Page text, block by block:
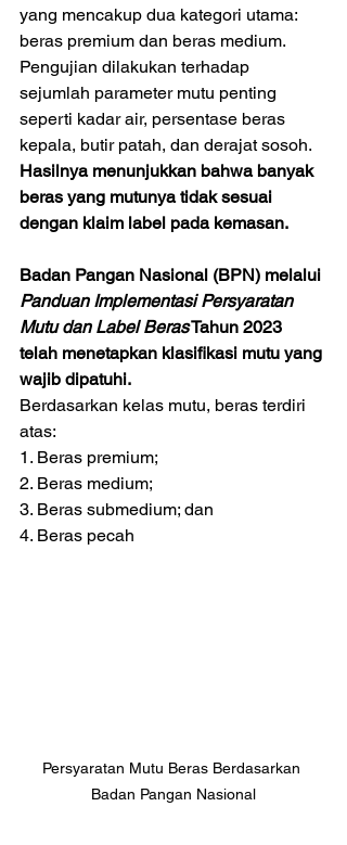
yang mencakup dua kategori utama:
beras premium dan beras medium.
Pengujian dilakukan terhadap
sejumlah parameter mutu penting
seperti kadar air, persentase beras
kepala, butir patah, dan derajat sosoh.
Hasilnya menunjukkan bahwa banyak
beras yang mutunya tidak sesuai
dengan klaim label pada kemasan.
Badan Pangan Nasional (BPN) melalui
Panduan Implementasi Persyaratan
Mutu dan Label Beras Tahun 2023
telah menetapkan klasifikasi mutu yang
wajib dipatuhi.
Berdasarkan kelas mutu, beras terdiri
atas:
1. Beras premium;
2. Beras medium;
3. Beras submedium; dan
4. Beras pecah
Persyaratan Mutu Beras Berdasarkan
Badan Pangan Nasional